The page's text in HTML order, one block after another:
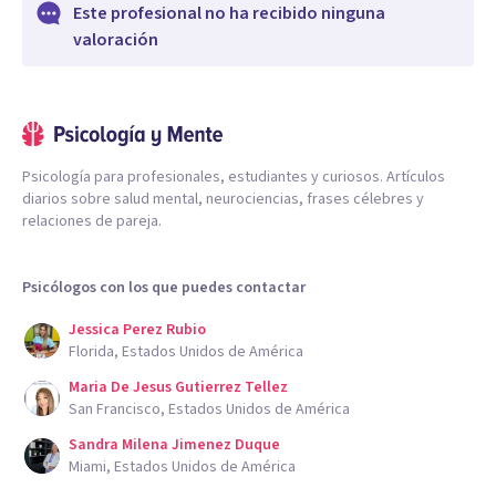
Este profesional no ha recibido ninguna
valoración
Psicología para profesionales, estudiantes y curiosos. Artículos
diarios sobre salud mental, neurociencias, frases célebres y
relaciones de pareja.
Psicólogos con los que puedes contactar
Jessica Perez Rubio
Florida, Estados Unidos de América
Maria De Jesus Gutierrez Tellez
San Francisco, Estados Unidos de América
Sandra Milena Jimenez Duque
Miami, Estados Unidos de América